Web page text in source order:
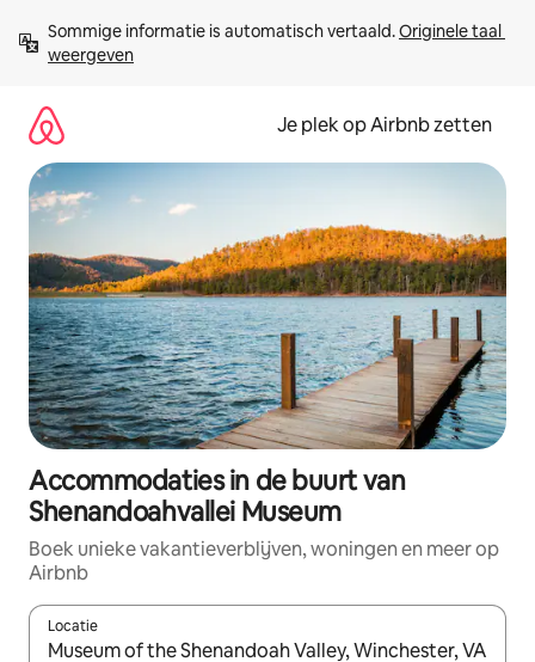
direct
naar
Sommige informatie is automatisch vertaald. Originele taal
weergeven
Je plek op Airbnb zetten
Accommodaties in de buurt van
Shenandoahvallei Museum
Boek unieke vakantieverblijven, woningen en meer op
Airbnb
Locatie
Wanneer er resultaten beschikbaar zijn, maak je een keuze